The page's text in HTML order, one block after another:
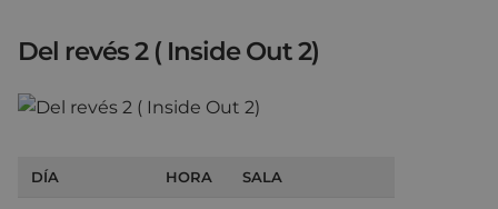
Del revés 2 ( Inside Out 2)
DÍA HORA SALA